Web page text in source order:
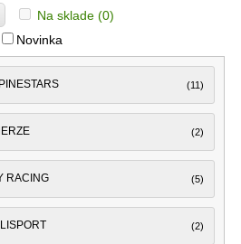
Na sklade (0)
Novinka
(11)
(2)
RACING (5)
(2)